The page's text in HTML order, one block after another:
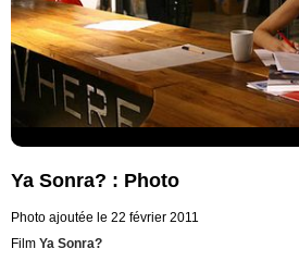
Ya Sonra? : Photo
Photo ajoutée le 22 février 2011
Film Ya Sonra?